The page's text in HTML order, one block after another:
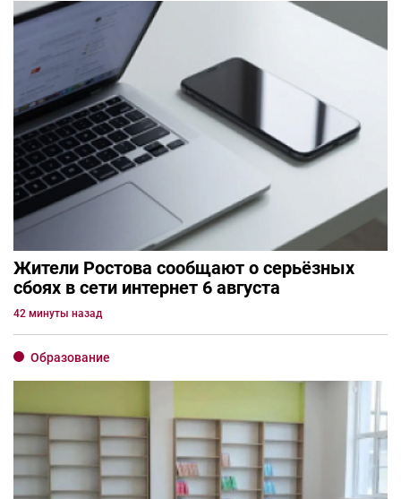
Жители Ростова сообщают о серьёзных
сбоях в сети интернет 6 августа
42 минуты назад
Образование